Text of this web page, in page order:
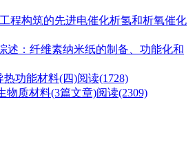
程构筑的先进电催化析氢和析氧催化
述：纤维素纳米纸的制备、功能化和
热功能材料(四)阅读(1728)
物质材料(3篇文章)阅读(2309)